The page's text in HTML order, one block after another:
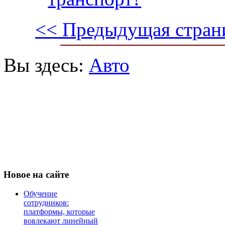
<< Предыдущая
Вы здесь: Авто
Новое на сайте
Обучение
сотрудников:
платформы, которые
вовлекают линейный